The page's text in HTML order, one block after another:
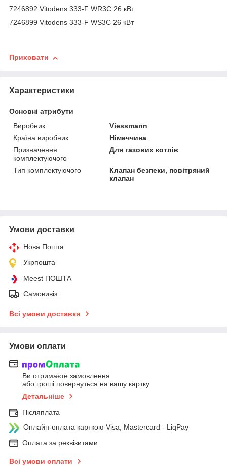
7246892 Vitodens 333-F WR3C 26 кВт
7246899 Vitodens 333-F WS3C 26 кВт
Приховати
Характеристики
Основні атрибути
Виробник
Viessmann
Країна виробник
Німеччина
Призначення
комплектуючого
Для газових котлів
Тип комплектуючого
Клапан безпеки, повітряний
клапан
Умови доставки
Нова Пошта
Укрпошта
Meest ПОШТА
Самовивіз
Всі умови доставки
Умови оплати
Ви отримаєте замовлення
або гроші повернуться на вашу картку
Детальніше
Післяплата
Онлайн-оплата карткою Visa, Mastercard - LiqPay
Оплата за реквізитами
Всі умови оплати